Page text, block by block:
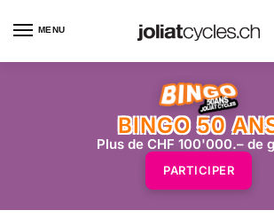
MENU
BINGO 50
Plus de CHF 100'000.– de
PARTICIPER